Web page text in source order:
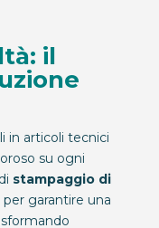
il
in articoli tecnici
su ogni
stampaggio di
garantire una